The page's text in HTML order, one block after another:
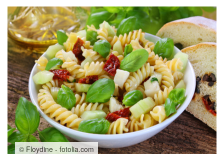
© Floydine - fotolia.com